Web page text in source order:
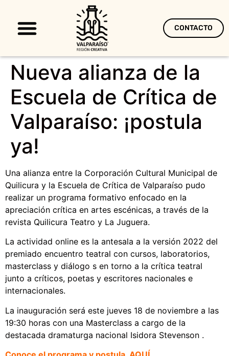
CONTACTO
Nueva alianza de la
Escuela de Crítica de
Valparaíso: ¡postula
ya!
Una alianza entre la Corporación Cultural Municipal de
Quilicura y la Escuela de Crítica de Valparaíso pudo
realizar un programa formativo enfocado en la
apreciación crítica en artes escénicas, a través de la
revista Quilicura Teatro y La Juguera.
La actividad online es la antesala a la versión 2022 del
premiado encuentro teatral con cursos, laboratorios,
masterclass y diálogo s en torno a la crítica teatral
junto a críticos, poetas y escritores nacionales e
internacionales.
La inauguración será este jueves 18 de noviembre a las
19:30 horas con una Masterclass a cargo de la
destacada dramaturga nacional Isidora Stevenson .